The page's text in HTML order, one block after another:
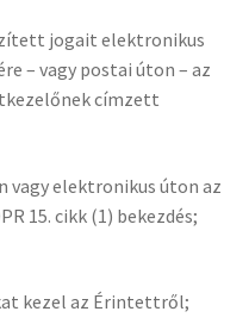
jogait elektronikus
– vagy postai úton – az
címzett
vagy elektronikus úton az
15. cikk (1) bekezdés;
kezel az Érintettről;